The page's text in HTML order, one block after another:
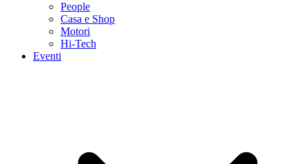
People
Casa e Shop
Motori
Hi-Tech
Eventi